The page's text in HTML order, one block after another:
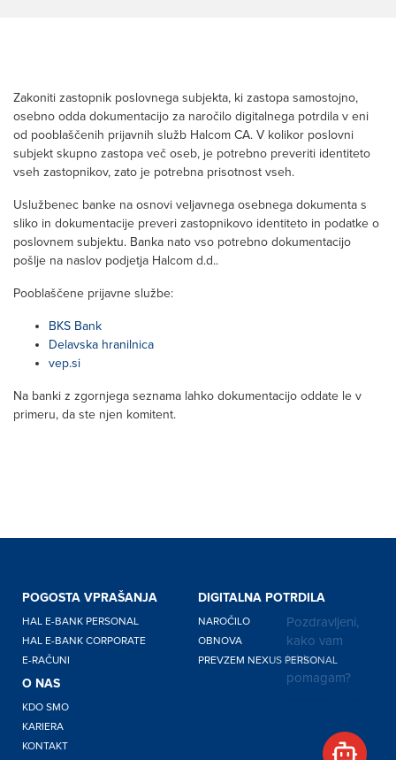
Zakoniti zastopnik poslovnega subjekta, ki zastopa samostojno,
osebno odda dokumentacijo za naročilo digitalnega potrdila v eni
od pooblaščenih prijavnih služb Halcom CA. V kolikor poslovni
subjekt skupno zastopa več oseb, je potrebno preveriti identiteto
vseh zastopnikov, zato je potrebna prisotnost vseh.
Uslužbenec banke na osnovi veljavnega osebnega dokumenta s
sliko in dokumentacije preveri zastopnikovo identiteto in podatke o
poslovnem subjektu. Banka nato vso potrebno dokumentacijo
pošlje na naslov podjetja Halcom d.d..
Pooblaščene prijavne službe:
BKS Bank
Delavska hranilnica
vep.si
Na banki z zgornjega seznama lahko dokumentacijo oddate le v
primeru, da ste njen komitent.
POGOSTA VPRAŠANJA
HAL E-BANK PERSONAL
HAL E-BANK CORPORATE
E-RAČUNI
DIGITALNA POTRDILA
NAROČILO
OBNOVA
PREVZEM NEXUS PERSONAL
O NAS
KDO SMO
KARIERA
KONTAKT
Pozdravljeni,
kako vam
lahko
pomagam?